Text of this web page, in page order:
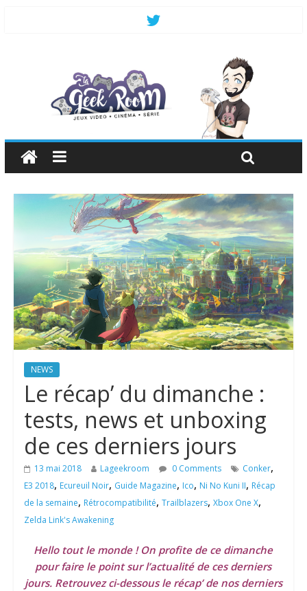
NEWS
Le récap’ du dimanche :
tests, news et unboxing
de ces derniers jours
13 mai 2018 Lageekroom 0 Comments Conker,
E3 2018, Ecureuil Noir, Guide Magazine, Ico, Ni No Kuni II, Récap
de la semaine, Rétrocompatibilité, Trailblazers, Xbox One X,
Zelda Link's Awakening
Hello tout le monde ! On profite de ce dimanche
pour faire le point sur l’actualité de ces derniers
jours. Retrouvez ci-dessous le récap’ de nos derniers